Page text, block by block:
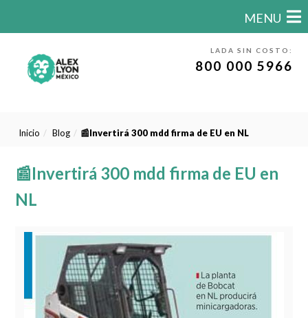
MENU
LADA SIN COSTO:
800 000 5966
Inicio Blog 📰Invertirá 300 mdd firma de EU en NL
📰Invertirá 300 mdd firma de EU en
NL